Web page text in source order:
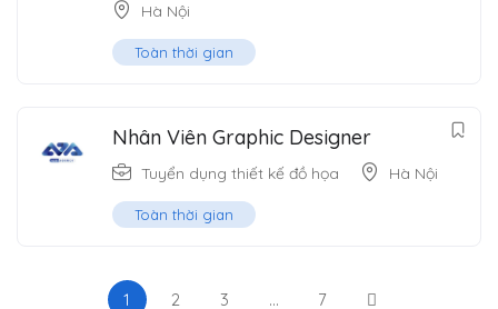
Hà Nội
Toàn thời gian
Nhân Viên Graphic Designer
Tuyển dụng thiết kế đồ họa Hà Nội
Toàn thời gian
1 2 3 … 7